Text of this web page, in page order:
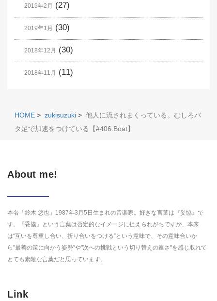
2019年2月 (27)
2019年1月 (30)
2018年12月 (30)
2018年11月 (11)
HOME > zukisuzuki > 他人に流されまくっている。むしろバ
タ足で加速をつけている【#406.Boat】
About me!
本名「鈴木 悠也」1987年3月5日生まれの音楽家。好きな言葉は『妥協』で
す。『妥協』という言葉は否定的なイメージに捉えられがちですが、本来
は“互いを尊重し合い、折り合いをつける”という意味で、その意味合いか
ら"最善の策に向かう姿勢"や"次への挑戦という切り替えの速さ"を感じ取れて
とても素敵な言葉だと思っています。
Link